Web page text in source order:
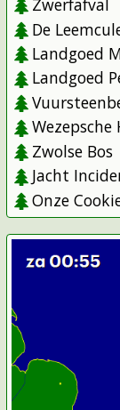
Zwerfafval
De
Landgoed
Landgoed
Wezepsche
Zwolse Bos
Jacht
Onze